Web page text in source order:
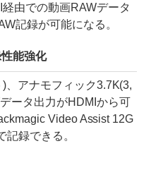
由での動画RAWデータ
記録が可能になる。
能強化
、アナモフィック3.7K(3,
ータ出力がHDMIから可
Video Assist 12G
録できる。